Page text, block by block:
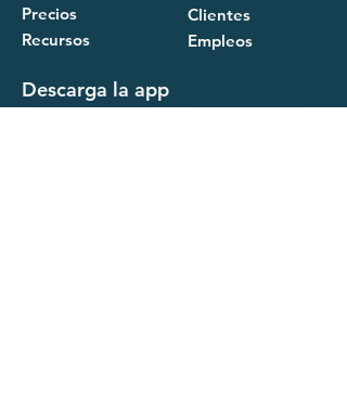
Precios
Recursos
Clientes
Empleos
Descarga la app